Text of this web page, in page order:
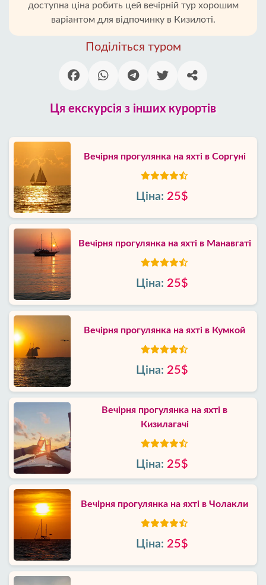
доступна ціна робить цей вечірній тур хорошим
варіантом для відпочинку в Кизилоті.
Поділіться туром
Ця екскурсія з інших курортів
Вечірня прогулянка на яхті в Соргуні
Ціна: 25$
Вечірня прогулянка на яхті в Манавгаті
Ціна: 25$
Вечірня прогулянка на яхті в Кумкой
Ціна: 25$
Вечірня прогулянка на яхті в
Кизилагачі
Ціна: 25$
Вечірня прогулянка на яхті в Чолакли
Ціна: 25$